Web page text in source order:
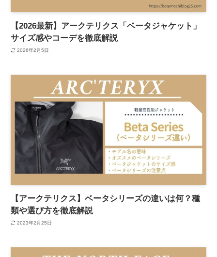
【2026最新】アークテリクス「ベータジャケット」
サイズ感やコーデを徹底解説
2026年2月5日
【アークテリクス】ベータシリーズの違いは何？種
類や選び方を徹底解説
2023年2月25日